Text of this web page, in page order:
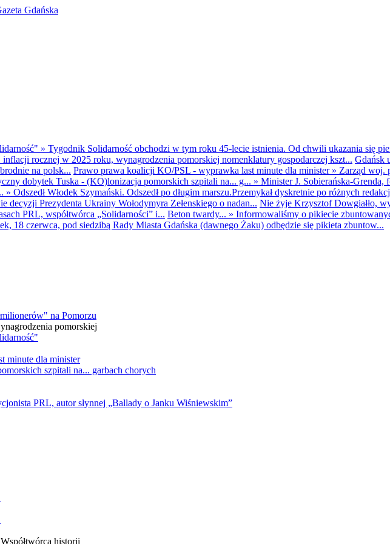
» Tygodnik Solidarność obchodzi w tym roku 45-lecie istnienia. Od chwili ukazania się
inflacji rocznej w 2025 roku, wynagrodzenia pomorskiej nomenklatury gospodarczej kszt... Gdańsk
na polsk... Prawo prawa koalicji KO/PSL - wyprawka last minute dla minister» Zarząd woj.
dobytek Tuska - (KO)lonizacja pomorskich szpitali na... g... » Minister J. Sobierańska-
» Odszedł Włodek Szymański. Odszedł po długim marszu.Przemykał dyskretnie po różnych
decyzji Prezydenta Ukrainy Wołodymyra Zełenskiego o nadan... Nie żyje Krzysztof Dowgiałło,
PRL, współtwórca „Solidarności” i... Beton twardy... » Informowaliśmy o pikiecie
18 czerwca, pod siedzibą Rady Miasta Gdańska (dawnego Żaku) odbędzie się pikieta zbuntow...
na Pomorzu
pomorskiej
minute dla minister
szpitali na... garbach chorych
PRL, autor słynnej „Ballady o Janku Wiśniewskim”
historii